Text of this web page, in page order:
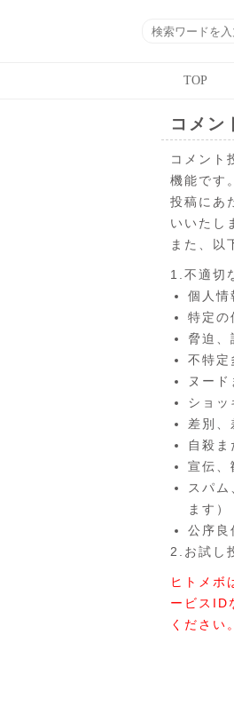
TOP
コメン
コメント
機能です。
投稿にあ
いいたし
また、以
1.不適切
個人情
特定の
脅迫、
不特定
ヌー
ショッ
差別、
自殺
宣伝、
スパム
ます）
公序良
2.お試し
ヒトメボ
ービスID
ください。